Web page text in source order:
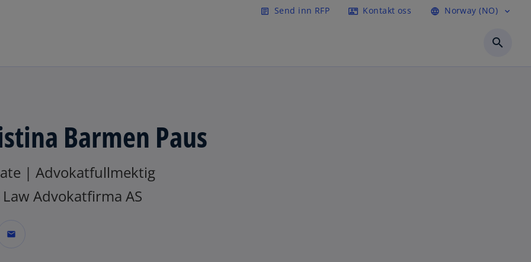
article Send inn RFP contact_mail Kontakt oss language Norway (NO) expand_more
search
Barmen Paus
| Advokatfullmektig
Law Advokatfirma AS
mail